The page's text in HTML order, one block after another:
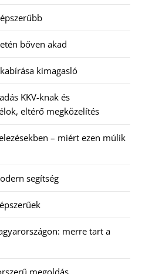
bőven akad
kimagasló
KKV-knak és
eltérő megközelítés
– miért ezen múlik
segítség
merre tart a
megoldás